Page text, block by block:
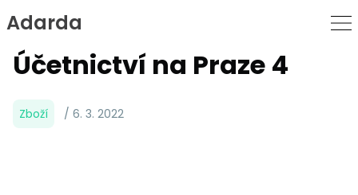
Skip
to
Content
Adarda
Účetnictví na Praze 4
Zboží / 6. 3. 2022